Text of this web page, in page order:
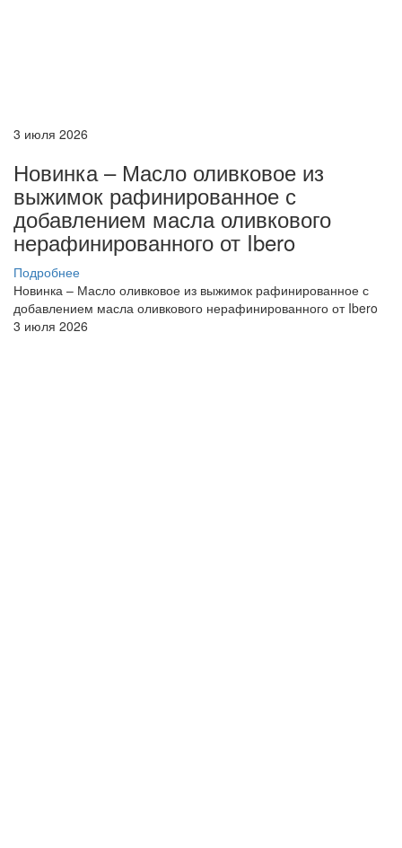
3 июля 2026
Новинка – Масло оливковое из
выжимок рафинированное с
добавлением масла оливкового
нерафинированного от Ibero
Подробнее
Новинка – Масло оливковое из выжимок рафинированное с
добавлением масла оливкового нерафинированного от Ibero
3 июля 2026